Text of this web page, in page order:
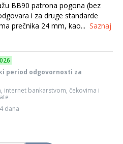
BB90 patrona pogona (bez
i za druge standarde
prečnika 24 mm, kao... Saznaj
period odgovornosti za
internet bankarstvom, čekovima i
dana